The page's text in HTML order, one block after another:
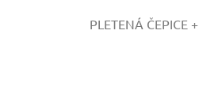
PLETENÁ ČEPICE